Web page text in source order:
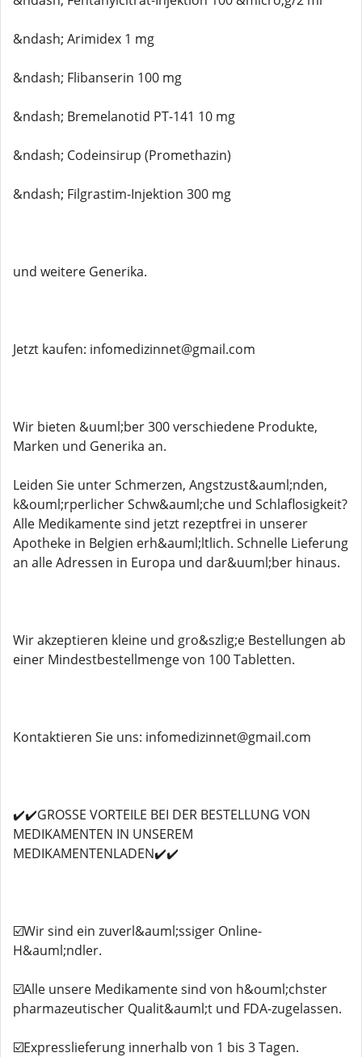
&ndash; Arimidex 1 mg
&ndash; Flibanserin 100 mg
&ndash; Bremelanotid PT-141 10 mg
&ndash; Codeinsirup (Promethazin)
&ndash; Filgrastim-Injektion 300 mg
und weitere Generika.
Jetzt kaufen: infomedizinnet@gmail.com
Wir bieten &uuml;ber 300 verschiedene Produkte,
Marken und Generika an.
Leiden Sie unter Schmerzen, Angstzust&auml;nden,
k&ouml;rperlicher Schw&auml;che und Schlaflosigkeit?
Alle Medikamente sind jetzt rezeptfrei in unserer
Apotheke in Belgien erh&auml;ltlich. Schnelle Lieferung
an alle Adressen in Europa und dar&uuml;ber hinaus.
Wir akzeptieren kleine und gro&szlig;e Bestellungen ab
einer Mindestbestellmenge von 100 Tabletten.
Kontaktieren Sie uns: infomedizinnet@gmail.com
✔️✔️GROSSE VORTEILE BEI ​​DER BESTELLUNG VON
MEDIKAMENTEN IN UNSEREM
MEDIKAMENTENLADEN✔️✔️
☑️Wir sind ein zuverl&auml;ssiger Online-
H&auml;ndler.
☑️Alle unsere Medikamente sind von h&ouml;chster
pharmazeutischer Qualit&auml;t und FDA-zugelassen.
☑️Expresslieferung innerhalb von 1 bis 3 Tagen.